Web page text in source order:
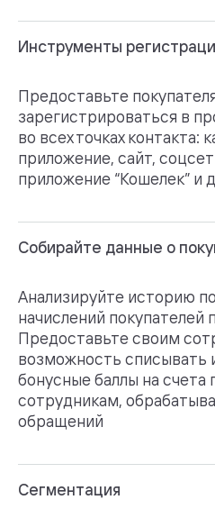
Инструменты
Предоставьте
зарегистрироваться в
во всех точках контакта:
приложение, сайт,
приложение “Кошелек” и
Собирайте данные о
Анализируйте историю
начислений покупателей
Предоставьте своим
возможность списывать
бонусные баллы на счета
сотрудникам,
обращений
Сегментация